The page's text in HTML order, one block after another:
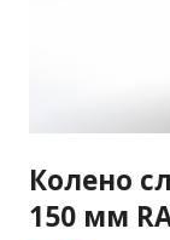
Колено
150 мм